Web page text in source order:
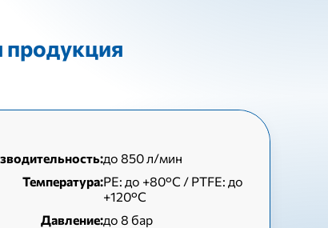
до 850 л/мин
Температура:РЕ: до +80°C / PTFE: до
+120°C
Давление:до 8 бар